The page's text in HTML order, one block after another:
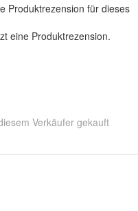
Produktrezension für dieses
eine Produktrezension.
Verkäufer gekauft